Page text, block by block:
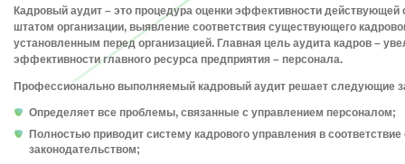
Кадровый аудит – это процедура оценки эффективности действующей
штатом организации, выявление соответствия существующего
установленным перед организацией. Главная цель аудита кадров –
эффективности главного ресурса предприятия – персонала.
Профессионально выполняемый кадровый аудит решает следующие
Определяет все проблемы, связанные с управлением персоналом;
Полностью приводит систему кадрового управления в
законодательством;